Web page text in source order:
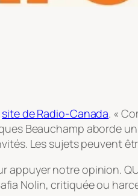
site de Radio-Canada. «
Beauchamp aborde
Les sujets peuvent
appuyer notre opinion.
Nolin, critiquée ou